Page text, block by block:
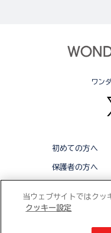
ワン
初めての方へ
保護者の方へ
当ウェブサイトではクッ
クッキー設定